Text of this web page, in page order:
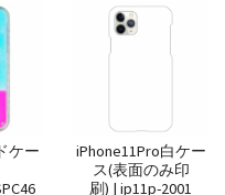
ケー
iPhone11Pro白ケー
ス(表面のみ印
刷) | ip11p-2001